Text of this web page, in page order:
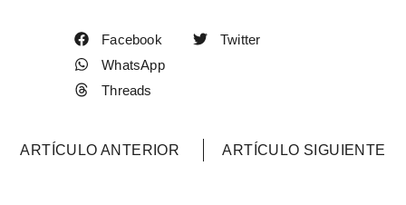
Facebook
Twitter
WhatsApp
Threads
ARTÍCULO ANTERIOR ARTÍCULO SIGUIENTE